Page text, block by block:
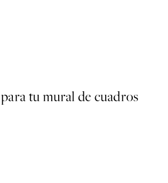
tu mural de cuadros